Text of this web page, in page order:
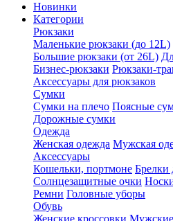
Новинки
Категории
Рюкзаки
Маленькие рюкзаки (до 12L)
Большие рюкзаки (от 26L)
Бизнес-рюкзаки Рюкзаки-
Аксессуары для рюкзаков
Сумки
Сумки на плечо Поясные
Дорожные сумки
Одежда
Женская одежда Мужская
Аксессуары
Кошельки, портмоне Брелки
Солнцезащитные очки
Ремни Головные уборы
Обувь
Женские кроссовки Мужские